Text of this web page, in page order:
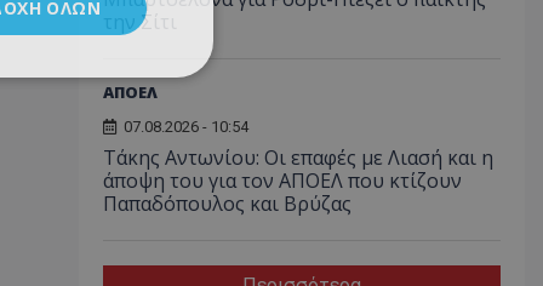
την Σίτι
ΑΠΟΕΛ
07.08.2026 - 10:54
Τάκης Αντωνίου: Οι επαφές με Λιασή και η
άποψη του για τον ΑΠΟΕΛ που κτίζουν
Παπαδόπουλος και Βρύζας
ΌΛΩΝ